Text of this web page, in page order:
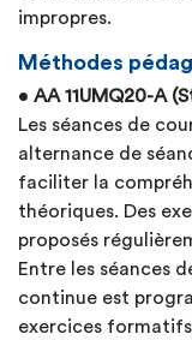
impropres.
Méthodes
• AA 11UMQ20-A
Les séances de
alternance de
faciliter la
théoriques. Des
proposés
Entre les séances
continue est
exercices